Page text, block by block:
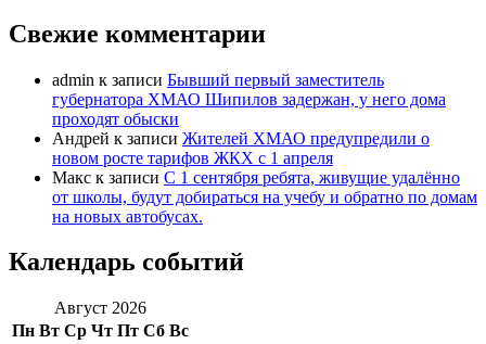
Свежие комментарии
admin к записи Бывший первый заместитель
губернатора ХМАО Шипилов задержан, у него дома
проходят обыски
Андрей к записи Жителей ХМАО предупредили о
новом росте тарифов ЖКХ с 1 апреля
Макс к записи С 1 сентября ребята, живущие удалённо
от школы, будут добираться на учебу и обратно по домам
на новых автобусах.
Календарь событий
Август 2026
Пн Вт Ср Чт Пт Сб Вс